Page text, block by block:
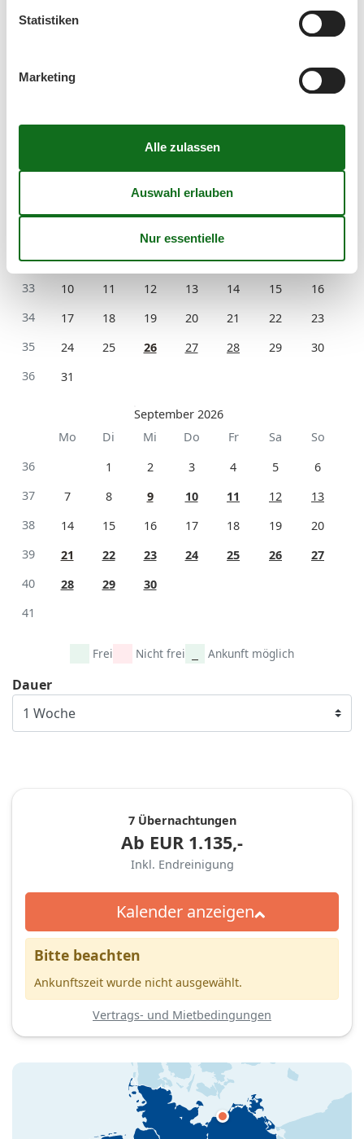
Mi Do Fr
32
3 4 5 6 7 8
9
33
10 11 12 13 14 15
16
34
17 18 19 20 21 22
23
35
24 25 26 27 28 29
30
36
31
September 2026
Mo
Di Mi Do Fr Sa
So
36
1 2 3 4 5
6
37
7 8 9 10 11 12
13
38
14 15 16 17 18 19
20
39
21 22 23 24 25 26
27
40
28 29
30
41
Frei Nicht frei Ankunft möglich
Dauer
7 Übernachtungen
Ab EUR 1.135,-
Inkl. Endreinigung
Kalender anzeigen
Bitte beachten
Ankunftszeit wurde nicht ausgewählt.
Vertrags- und Mietbedingungen
Statistiken
Marketing